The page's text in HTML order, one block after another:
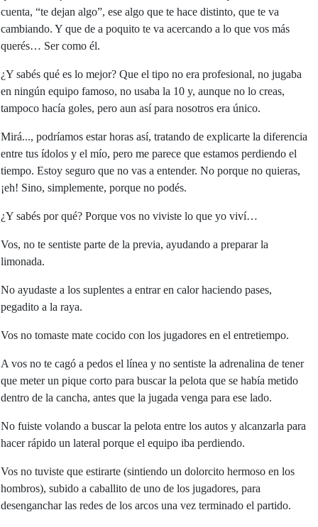
cuenta, “te dejan algo”, ese algo que te hace distinto, que te va
cambiando. Y que de a poquito te va acercando a lo que vos más
querés… Ser como él.
¿Y sabés qué es lo mejor? Que el tipo no era profesional, no jugaba
en ningún equipo famoso, no usaba la 10 y, aunque no lo creas,
tampoco hacía goles, pero aun así para nosotros era único.
Mirá..., podríamos estar horas así, tratando de explicarte la diferencia
entre tus ídolos y el mío, pero me parece que estamos perdiendo el
tiempo. Estoy seguro que no vas a entender. No porque no quieras,
¡eh! Sino, simplemente, porque no podés.
¿Y sabés por qué? Porque vos no viviste lo que yo viví…
Vos, no te sentiste parte de la previa, ayudando a preparar la
limonada.
No ayudaste a los suplentes a entrar en calor haciendo pases,
pegadito a la raya.
Vos no tomaste mate cocido con los jugadores en el entretiempo.
A vos no te cagó a pedos el línea y no sentiste la adrenalina de tener
que meter un pique corto para buscar la pelota que se había metido
dentro de la cancha, antes que la jugada venga para ese lado.
No fuiste volando a buscar la pelota entre los autos y alcanzarla para
hacer rápido un lateral porque el equipo iba perdiendo.
Vos no tuviste que estirarte (sintiendo un dolorcito hermoso en los
hombros), subido a caballito de uno de los jugadores, para
desenganchar las redes de los arcos una vez terminado el partido.